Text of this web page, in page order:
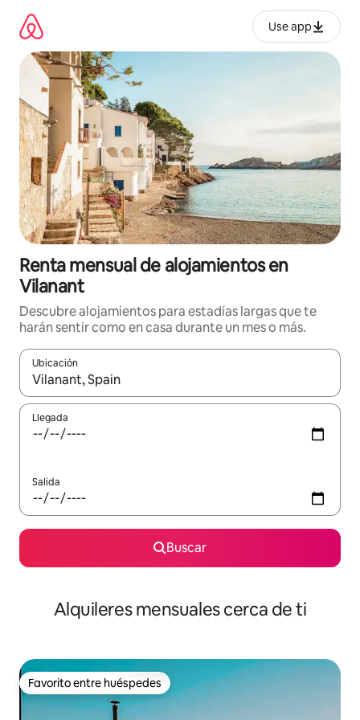
contenido
Use app
Renta mensual de alojamientos en
Vilanant
Descubre alojamientos para estadías largas que te
harán sentir como en casa durante un mes o más.
Ubicación
Cuando los resultados estén disponibles, navega con las
Llegada
Salida
Buscar
Alquileres mensuales cerca de ti
Favorito entre huéspedes
Favorito entre huéspedes